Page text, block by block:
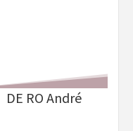
DE RO André